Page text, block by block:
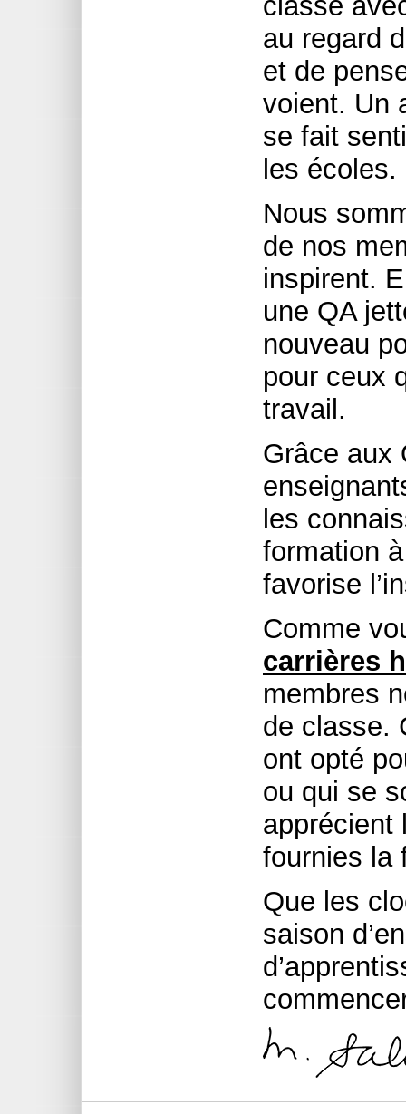
au regard
et de
voient. Un
se fait
les écoles.
Nous
de nos
inspirent.
une QA
nouveau
pour ceux
travail.
Grâce aux
les
formation
favorise
Comme
carrières
membres
de classe.
ont opté
ou qui se
apprécient
fournies la
Que les
saison